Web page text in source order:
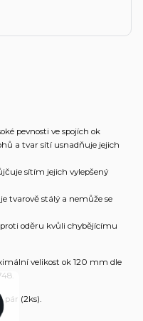
pevnosti ve spojích ok
a tvar sítí usnadňuje jejich
sítím jejich vylepšený
tvarově stálý a nemůže se
proti oděru kvůli chybějícímu
velikost ok 120 mm dle
pár (2ks).